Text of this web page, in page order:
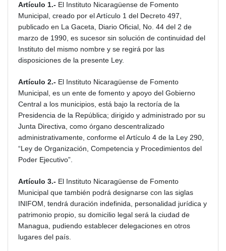
Artículo 1.- El Instituto Nicaragüense de Fomento
Municipal, creado por el Artículo 1 del Decreto 497,
publicado en La Gaceta, Diario Oficial, No. 44 del 2 de
marzo de 1990, es sucesor sin solución de continuidad del
Instituto del mismo nombre y se regirá por las
disposiciones de la presente Ley.
Artículo 2.- El Instituto Nicaragüense de Fomento
Municipal, es un ente de fomento y apoyo del Gobierno
Central a los municipios, está bajo la rectoría de la
Presidencia de la República; dirigido y administrado por su
Junta Directiva, como órgano descentralizado
administrativamente, conforme el Artículo 4 de la Ley 290,
“Ley de Organización, Competencia y Procedimientos del
Poder Ejecutivo”.
Artículo 3.- El Instituto Nicaragüense de Fomento
Municipal que también podrá designarse con las siglas
INIFOM, tendrá duración indefinida, personalidad jurídica y
patrimonio propio, su domicilio legal será la ciudad de
Managua, pudiendo establecer delegaciones en otros
lugares del país.